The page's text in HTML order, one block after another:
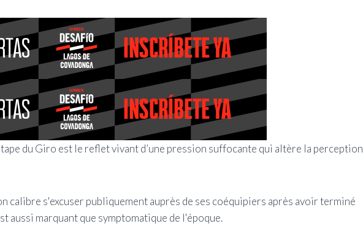
du Giro est le reflet vivant d’une pression suffocante qui altère la perception
calibre s'excuser publiquement auprès de ses coéquipiers après avoir terminé
aussi marquant que symptomatique de l'époque.